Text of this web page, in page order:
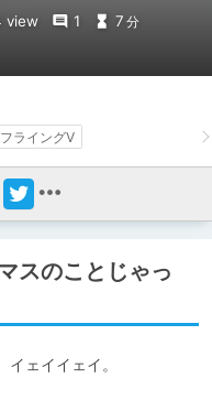
view 1 7 分
フライングV
スのことじゃっ
ェイイェイ。